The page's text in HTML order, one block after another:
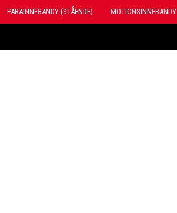
PARAINNEBANDY (STÅENDE) MOTIONSINNEBANDY